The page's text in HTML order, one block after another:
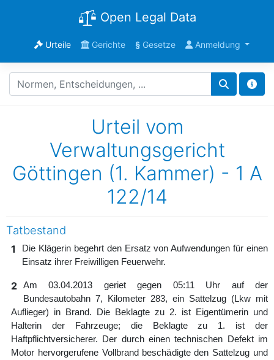
Open Legal Data
Urteile Gerichte §Gesetze Anmeldung
Urteil vom
Verwaltungsgericht
Göttingen (1. Kammer) - 1 A
122/14
Tatbestand
1
Die Klägerin begehrt den Ersatz von Aufwendungen für einen
Einsatz ihrer Freiwilligen Feuerwehr.
2
Am 03.04.2013 geriet gegen 05:11 Uhr auf der
Bundesautobahn 7, Kilometer 283, ein Sattelzug (Lkw mit
Auflieger) in Brand. Die Beklagte zu 2. ist Eigentümerin und
Halterin der Fahrzeuge; die Beklagte zu 1. ist der
Haftpflichtversicherer. Der durch einen technischen Defekt im
Motor hervorgerufene Vollbrand beschädigte den Sattelzug und